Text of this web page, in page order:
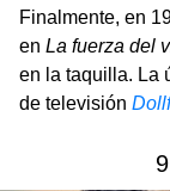
Finalmente, en
en La fuerza del
en la taquilla. La
de televisión